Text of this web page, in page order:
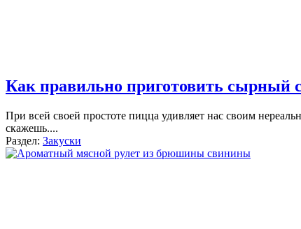
Как правильно приготовить сырный
При всей своей простоте пицца удивляет нас своим
скажешь....
Раздел: Закуски